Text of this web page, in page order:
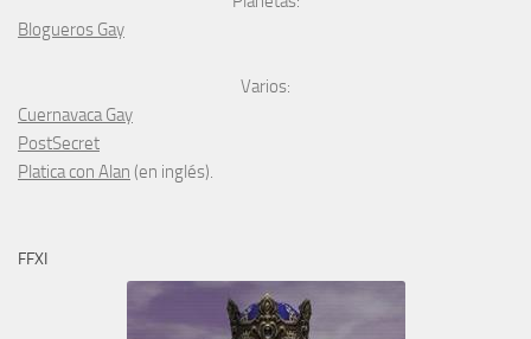
Blogueros Gay
Varios:
Cuernavaca Gay
PostSecret
Platica con Alan (en inglés).
FFXI